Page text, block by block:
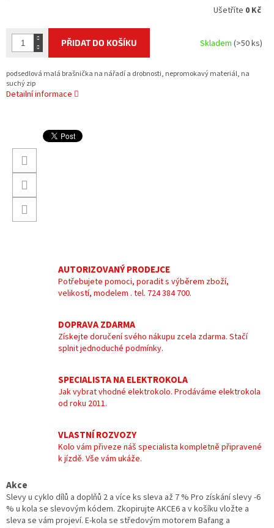
Ušetříte 0 Kč
PŘIDAT DO KOŠÍKU Skladem(>50 ks)
podsedlová malá brašnička na nářadí a drobnosti, nepromokavý materiál, na
suchý zip
Detailní informace
AUTORIZOVANÝ PRODEJCE
Potřebujete pomoci, poradit s výběrem zboží,
velikostí, modelem . tel. 724 384 700.
DOPRAVA ZDARMA
Získejte doručení svého nákupu zcela zdarma. Stačí
splnit jednoduché podmínky.
SPECIALISTA NA ELEKTROKOLA
Jak vybrat vhodné elektrokolo. Prodáváme elektrokola
od roku 2011.
VLASTNÍ ROZVOZY
Kolo vám přiveze náš specialista kompletně připravené
k jízdě. Vše vám ukáže.
Akce
Slevy u cyklo dílů a doplňů 2 a více ks sleva až 7 % Pro získání slevy -6
% u kola se slevovým kódem. Zkopirujte AKCE6 a v košíku vložte a
sleva se vám projeví. E-kola se středovým motorem Bafang a